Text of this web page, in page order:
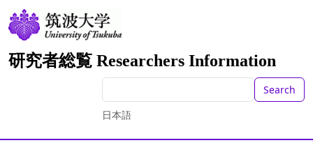
研究者総覧 Researchers Information
Search
日本語